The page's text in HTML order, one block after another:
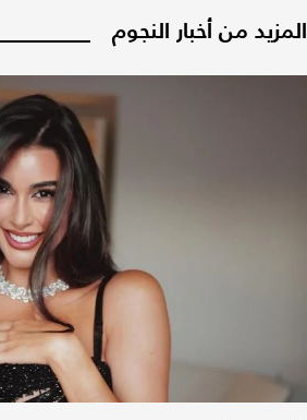
المزيد من أخبار النجوم